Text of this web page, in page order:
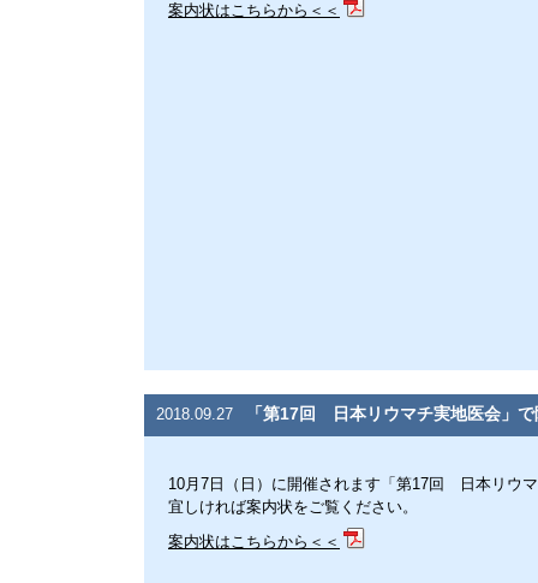
案内状はこちらから＜＜
2018.09.27 「第17回 日本リウマチ実地医会」
10月7日（日）に開催されます「第17回 日本リウ
宜しければ案内状をご覧ください。
案内状はこちらから＜＜